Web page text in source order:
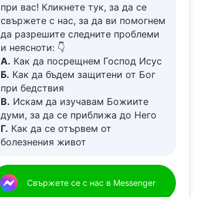
при вас! Кликнете тук, за да се
свържете с нас, за да ви помогнем
да разрешите следните проблеми
и неясноти: 👇
А. Как да посрещнем Господ Исус
Б. Как да бъдем защитени от Бог
при бедствия
В. Искам да изучавам Божиите
думи, за да се приближа до Него
Г. Как да се отървем от
болезнения живот
Свържете се с нас в Messenger